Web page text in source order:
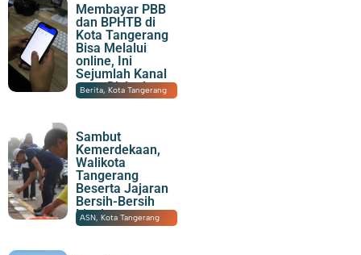
Membayar PBB
dan BPHTB di
Kota Tangerang
Bisa Melalui
online, Ini
Sejumlah Kanal
yang Disiapkan
07/08/2026|21:15
Berita,Kota Tangerang
Sambut
Kemerdekaan,
Walikota
Tangerang
Beserta Jajaran
Bersih-Bersih
Lingkungan
07/08/2026 |20:06
ASN,Kota Tangerang